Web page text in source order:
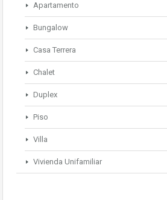
Apartamento
Bungalow
Casa Terrera
Chalet
Duplex
Piso
Villa
Vivienda Unifamiliar